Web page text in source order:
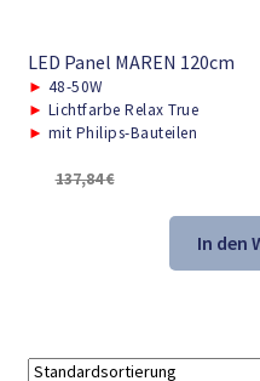
LED Panel MAREN 120cm
► 48-50W
► Lichtfarbe Relax True
► mit Philips-Bauteilen
137,84€
In den